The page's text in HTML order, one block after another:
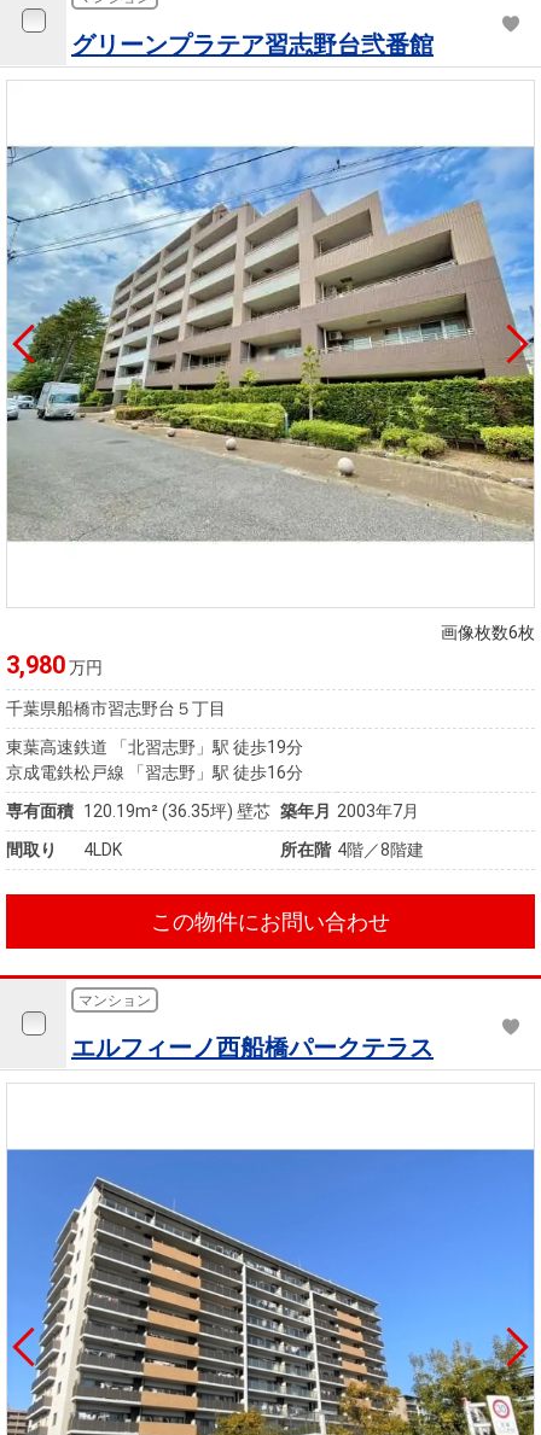
グリーンプラテア習志野台弐番館
画像枚数6枚
3,980万円
千葉県船橋市習志野台５丁目
東葉高速鉄道 「北習志野」駅 徒歩19分
京成電鉄松戸線 「習志野」駅 徒歩16分
専有面積 120.19m²(36.35坪) 壁芯 築年月 2003年7月
間取り
4LDK 所在階 4階／8階建
この物件にお問い合わせ
マンション
エルフィーノ西船橋パークテラス